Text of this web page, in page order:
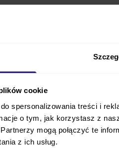
cookie
spersonalizowania treści i
o tym, jak korzystasz z
mogą połączyć te
z ich usług.
NESTE UP 2 to
UP 2 to łóżeczko